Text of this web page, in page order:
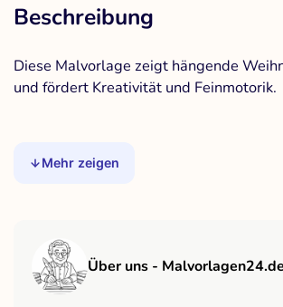
Beschreibung
Diese Malvorlage zeigt hängende
und fördert Kreativität und Feinmotorik.
Mehr zeigen
Über uns - Malvorlagen24.de